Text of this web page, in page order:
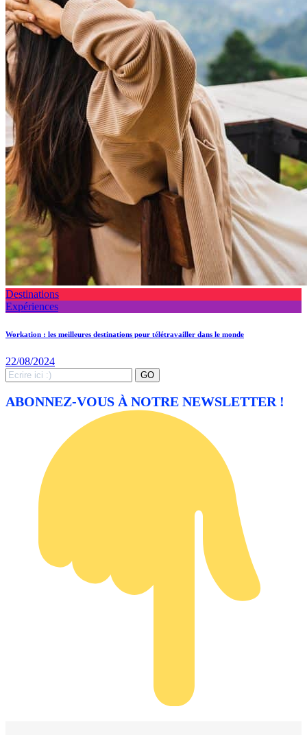
Destinations
Expériences
Workation : les meilleures destinations pour télétravailler dans le monde
22/08/2024
Search
for:
GO
ABONNEZ-VOUS À NOTRE NEWSLETTER !